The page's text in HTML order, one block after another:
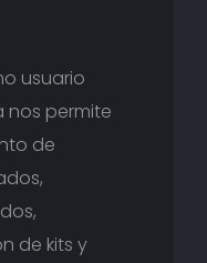
usuario
nos permite
de
de kits y